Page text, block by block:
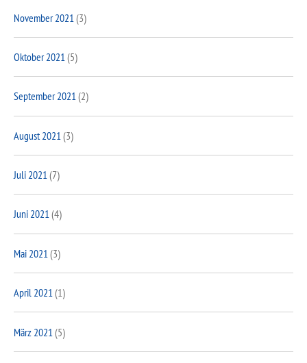
November 2021 (3)
Oktober 2021 (5)
September 2021(2)
August 2021 (3)
Juli 2021(7)
Juni 2021(4)
Mai 2021 (3)
April 2021(1)
März 2021 (5)